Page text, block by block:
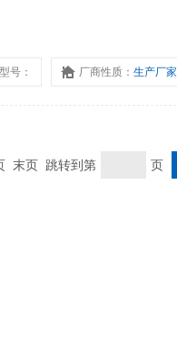
型号： 厂商性质：生产厂家
末页 跳转到第 页